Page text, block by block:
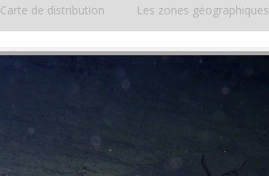
Carte de distribution Les zones géographiques